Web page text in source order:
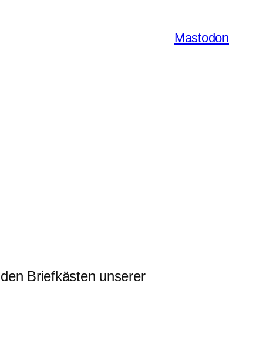
Mastodon
Briefkästen unserer